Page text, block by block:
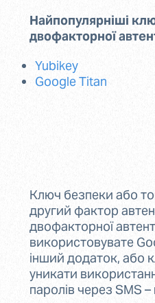
Найпопулярніші
двофакторної
Yubikey
Google Titan
Ключ безпеки або
другий фактор
двофакторної
використовувате
інший додаток, або
уникати
паролів через SMS